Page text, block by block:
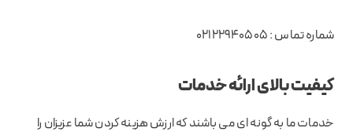
شماره تماس : 02122940505
کیفیت بالای ارائه خدمات
خدمات ما به گونه ای می باشند که ارزش هزینه کردن شما عزیزان را